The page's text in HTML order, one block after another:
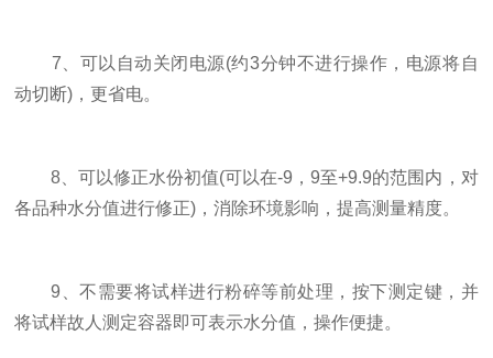
7、可以自动关闭电源(约3分钟不进行操作，电源将自
动切断)，更省电。
8、可以修正水份初值(可以在-9，9至+9.9的范围内，对
各品种水分值进行修正)，消除环境影响，提高测量精度。
9、不需要将试样进行粉碎等前处理，按下测定键，并
将试样故人测定容器即可表示水分值，操作便捷。